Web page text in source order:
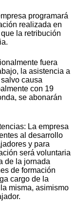
programará
realizada en
la retribución
fuera
la asistencia a
causa
con 19
se abonarán
La empresa
al desarrollo
y para
será voluntaria
de la jornada
de formación
cargo de la
misma, asimismo